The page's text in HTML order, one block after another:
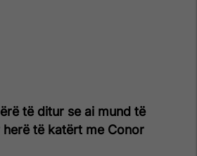
të ditur se ai mund të
të katërt me Conor